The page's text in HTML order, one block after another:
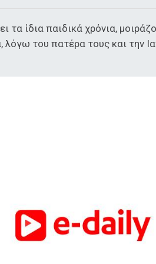
τα ίδια παιδικά χρόνια,
λόγω του πατέρα τους και την